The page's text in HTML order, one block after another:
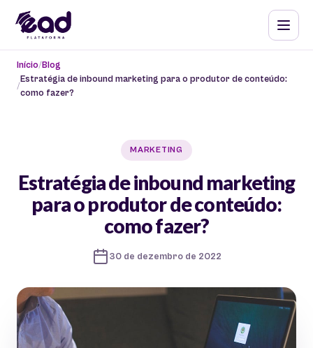
Início Blog
Estratégia de inbound marketing para o produtor de conteúdo:
como fazer?
MARKETING
Estratégia de inbound marketing
para o produtor de conteúdo:
como fazer?
30 de dezembro de 2022